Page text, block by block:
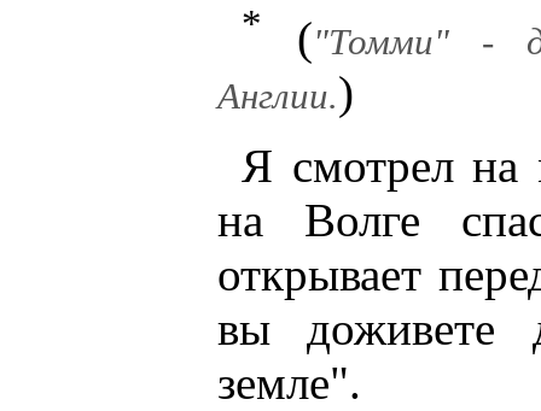
* ("Томми" -
Англии.)
Я смотрел на
на Волге
открывает
вы доживете
земле".